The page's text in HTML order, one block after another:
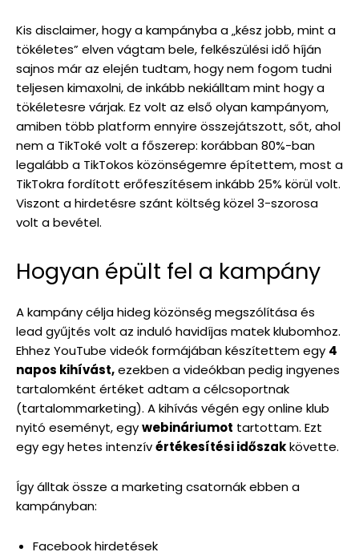
Kis disclaimer, hogy a kampányba a „kész jobb, mint a
tökéletes” elven vágtam bele, felkészülési idő híján
sajnos már az elején tudtam, hogy nem fogom tudni
teljesen kimaxolni, de inkább nekiálltam mint hogy a
tökéletesre várjak. Ez volt az első olyan kampányom,
amiben több platform ennyire összejátszott, sőt, ahol
nem a TikToké volt a főszerep: korábban 80%-ban
legalább a TikTokos közönségemre építettem, most a
TikTokra fordított erőfeszítésem inkább 25% körül volt.
Viszont a hirdetésre szánt költség közel 3-szorosa
volt a bevétel.
Hogyan épült fel a kampány
A kampány célja hideg közönség megszólítása és
lead gyűjtés volt az induló havidíjas matek klubomhoz.
Ehhez YouTube videók formájában készítettem egy 4
napos kihívást,ezekben a videókban pedig ingyenes
tartalomként értéket adtam a célcsoportnak
(tartalommarketing). A kihívás végén egy online klub
nyitó eseményt, egywebináriumot tartottam. Ezt
egy egy hetes intenzívértékesítési időszakkövette.
Így álltak össze a marketing csatornák ebben a
kampányban:
Facebook hirdetések